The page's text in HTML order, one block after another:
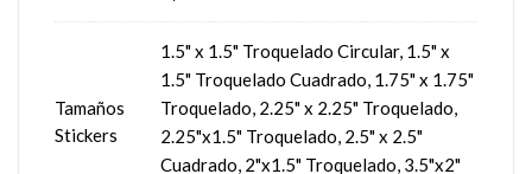
Tamaños
Stickers
1.5" x 1.5" Troquelado Circular, 1.5" x
1.5" Troquelado Cuadrado, 1.75" x 1.75"
Troquelado, 2.25" x 2.25" Troquelado,
2.25"x1.5" Troquelado, 2.5" x 2.5"
Cuadrado, 2"x1.5" Troquelado, 3.5"x2"